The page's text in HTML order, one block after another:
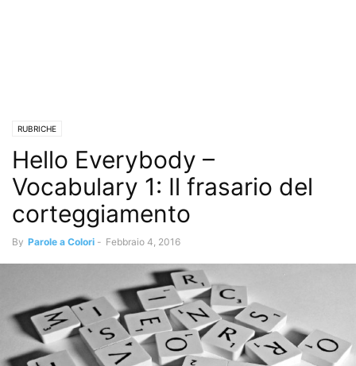
RUBRICHE
Hello Everybody –
Vocabulary 1: Il frasario del
corteggiamento
By Parole a Colori - Febbraio 4, 2016